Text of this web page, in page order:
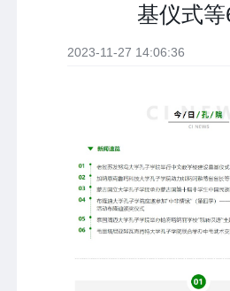
基仪式等
2023-11-27 14:06:36